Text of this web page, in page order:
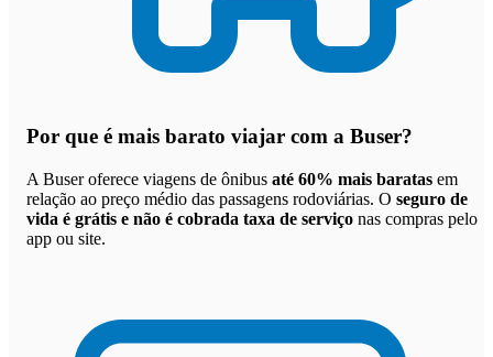
Por que é mais barato viajar com a Buser?
A Buser oferece viagens de ônibus até 60% mais baratas em
relação ao preço médio das passagens rodoviárias. O seguro de
vida é grátis e não é cobrada taxa de serviço nas compras pelo
app ou site.